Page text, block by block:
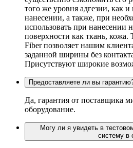
того же уровня адгезии, как
нанесении, а также, при
использовать при нанесении
поверхности как ткань, кожа.
Fiber позволяет нашим
заданной ширины без
Присутствуют широкие
Предоставляете ли вы
Да, гарантия от поставщика
оборудование.
Могу ли я увидеть в
систему в